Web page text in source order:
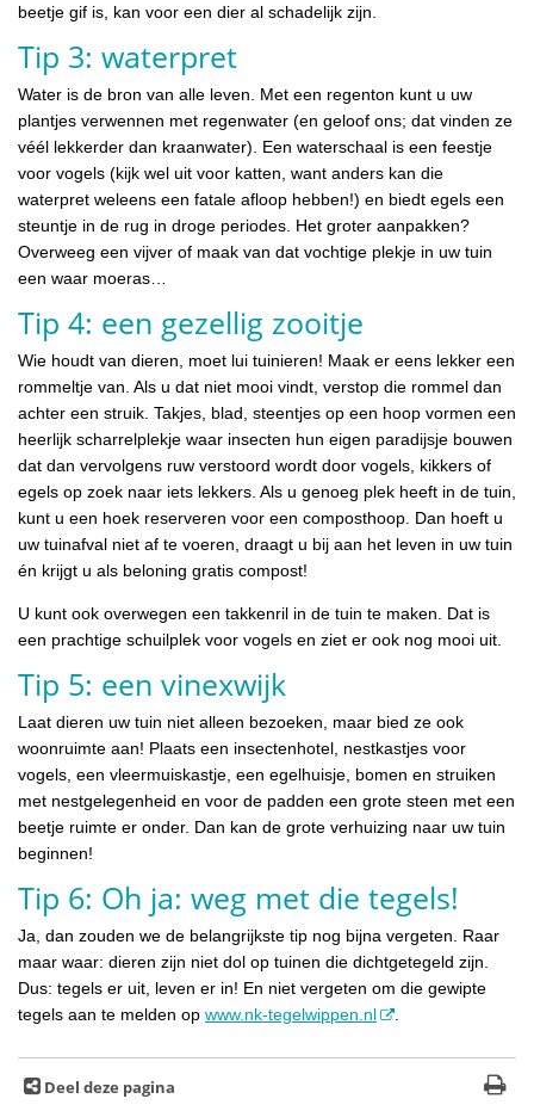
beetje gif is, kan voor een dier al schadelijk zijn.
Tip 3: waterpret
Water is de bron van alle leven. Met een regenton kunt u uw
plantjes verwennen met regenwater (en geloof ons; dat vinden ze
véél lekkerder dan kraanwater). Een waterschaal is een feestje
voor vogels (kijk wel uit voor katten, want anders kan die
waterpret weleens een fatale afloop hebben!) en biedt egels een
steuntje in de rug in droge periodes. Het groter aanpakken?
Overweeg een vijver of maak van dat vochtige plekje in uw tuin
een waar moeras…
Tip 4: een gezellig zooitje
Wie houdt van dieren, moet lui tuinieren! Maak er eens lekker een
rommeltje van. Als u dat niet mooi vindt, verstop die rommel dan
achter een struik. Takjes, blad, steentjes op een hoop vormen een
heerlijk scharrelplekje waar insecten hun eigen paradijsje bouwen
dat dan vervolgens ruw verstoord wordt door vogels, kikkers of
egels op zoek naar iets lekkers. Als u genoeg plek heeft in de tuin,
kunt u een hoek reserveren voor een composthoop. Dan hoeft u
uw tuinafval niet af te voeren, draagt u bij aan het leven in uw tuin
én krijgt u als beloning gratis compost!
U kunt ook overwegen een takkenril in de tuin te maken. Dat is
een prachtige schuilplek voor vogels en ziet er ook nog mooi uit.
Tip 5: een vinexwijk
Laat dieren uw tuin niet alleen bezoeken, maar bied ze ook
woonruimte aan! Plaats een insectenhotel, nestkastjes voor
vogels, een vleermuiskastje, een egelhuisje, bomen en struiken
met nestgelegenheid en voor de padden een grote steen met een
beetje ruimte er onder. Dan kan de grote verhuizing naar uw tuin
beginnen!
Tip 6: Oh ja: weg met die tegels!
Ja, dan zouden we de belangrijkste tip nog bijna vergeten. Raar
maar waar: dieren zijn niet dol op tuinen die dichtgetegeld zijn.
Dus: tegels er uit, leven er in! En niet vergeten om die gewipte
tegels aan te melden op www.nk-tegelwippen.nl
Deel deze pagina